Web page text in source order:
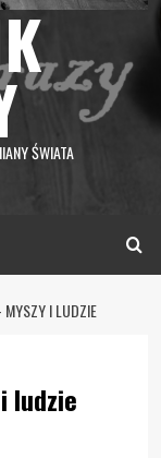
ŚWIATA
I LUDZIE
ludzie